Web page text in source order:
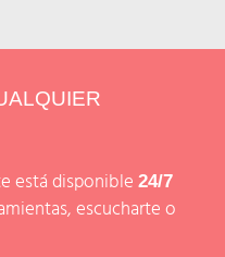
está disponible 24/7
escucharte o